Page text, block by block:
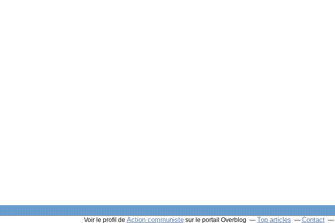
Voir le profil de Action communistesur le portail Overblog Top articles Contact